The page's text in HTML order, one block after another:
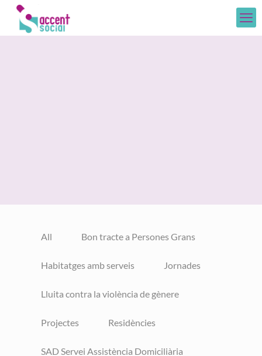
All Bon tracte a Persones Grans
Habitatges amb serveis Jornades
Lluita contra la violència de gènere
Projectes Residències
SAD Servei Assistència Domiciliària